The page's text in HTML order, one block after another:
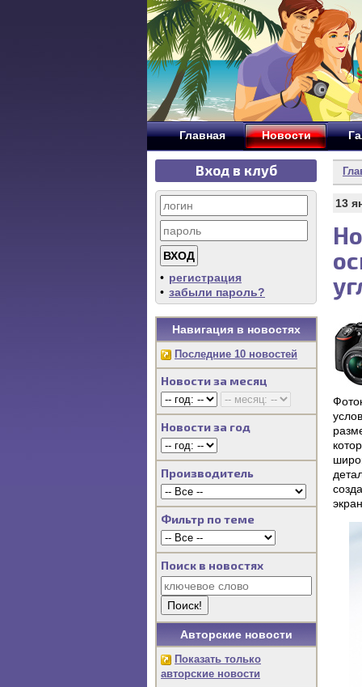
Главная Новости
Вход в клуб
• регистрация
• забыли пароль?
Навигация в новостях
Последние 10 новостей
Новости за месяц
Новости за год
Производитель
Фильтр по теме
Поиск в новостях
Авторские новости
Показать только
авторские новости
13